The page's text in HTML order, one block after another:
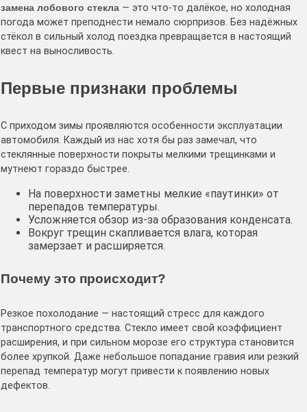
замена лобового стекла — это что-то далёкое, но холодная
погода может преподнести немало сюрпризов. Без надёжных
стёкол в сильный холод поездка превращается в настоящий
квест на выносливость.
Первые признаки проблемы
С приходом зимы проявляются особенности эксплуатации
автомобиля. Каждый из нас хотя бы раз замечал, что
стеклянные поверхности покрыты мелкими трещинками и
мутнеют гораздо быстрее.
На поверхности заметны мелкие «паутинки» от
перепадов температуры.
Усложняется обзор из-за образования конденсата.
Вокруг трещин скапливается влага, которая
замерзает и расширяется.
Почему это происходит?
Резкое похолодание — настоящий стресс для каждого
транспортного средства. Стекло имеет свой коэффициент
расширения, и при сильном морозе его структура становится
более хрупкой. Даже небольшое попадание гравия или резкий
перепад температур могут привести к появлению новых
дефектов.